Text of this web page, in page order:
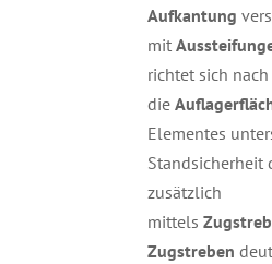
Aufkantung
mit
richtet sich
die
Elementes
Standsicherheit
zusätzlich
mittels
Zugstreben